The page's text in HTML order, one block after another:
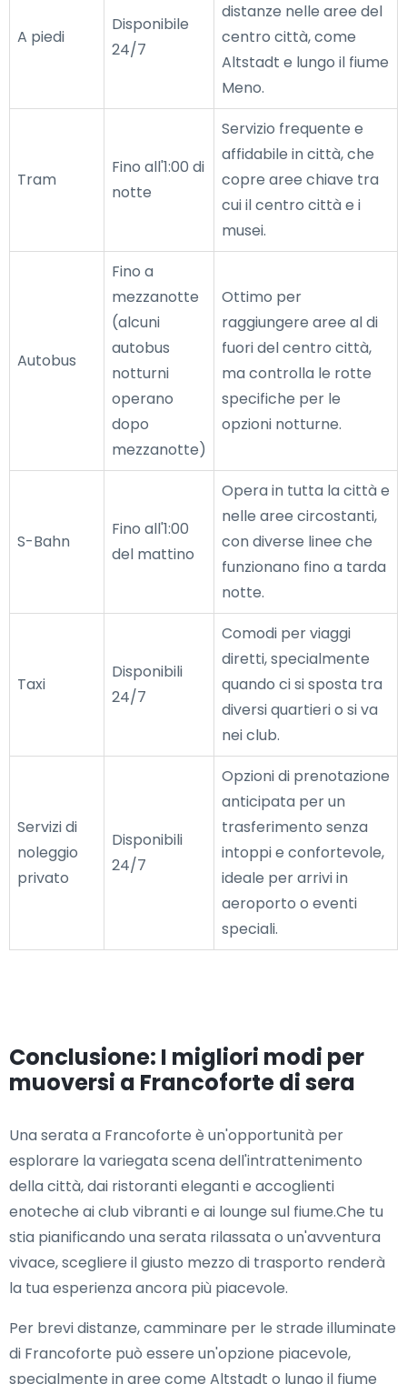
A piedi
Disponibile
24/7
distanze nelle aree del
centro città, come
Altstadt e lungo il fiume
Meno.
Tram
Fino all'1:00 di
notte
Servizio frequente e
affidabile in città, che
copre aree chiave tra
cui il centro città e i
musei.
Autobus
Fino a
mezzanotte
(alcuni
autobus
notturni
operano
dopo
mezzanotte)
Ottimo per
raggiungere aree al di
fuori del centro città,
ma controlla le rotte
specifiche per le
opzioni notturne.
S-Bahn
Fino all'1:00
del mattino
Opera in tutta la città e
nelle aree circostanti,
con diverse linee che
funzionano fino a tarda
notte.
Taxi
Disponibili
24/7
Comodi per viaggi
diretti, specialmente
quando ci si sposta tra
diversi quartieri o si va
nei club.
Servizi di
noleggio
privato
Disponibili
24/7
Opzioni di prenotazione
anticipata per un
trasferimento senza
intoppi e confortevole,
ideale per arrivi in
aeroporto o eventi
speciali.
Conclusione: I migliori modi per
muoversi a Francoforte di sera
Una serata a Francoforte è un'opportunità per
esplorare la variegata scena dell'intrattenimento
della città, dai ristoranti eleganti e accoglienti
enoteche ai club vibranti e ai lounge sul fiume.Che tu
stia pianificando una serata rilassata o un'avventura
vivace, scegliere il giusto mezzo di trasporto renderà
la tua esperienza ancora più piacevole.
Per brevi distanze, camminare per le strade illuminate
di Francoforte può essere un'opzione piacevole,
specialmente in aree come Altstadt o lungo il fiume